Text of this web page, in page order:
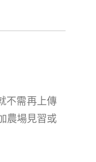
不需再上傳
農場見習或